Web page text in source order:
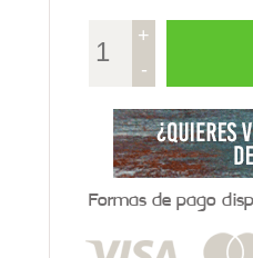
+
-
Formas de pago